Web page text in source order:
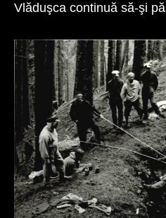
Vlăduşca continuă să-şi